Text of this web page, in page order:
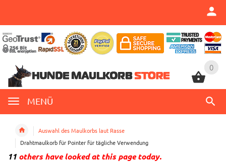
0
MENÜ
0
Auswahl des Maulkorbs laut Rasse
Drahtmaulkorb für Pointer für tägliche Verwendung
11 others have looked at this page today.